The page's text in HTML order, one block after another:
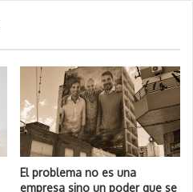
El problema no es una
empresa sino un poder que se